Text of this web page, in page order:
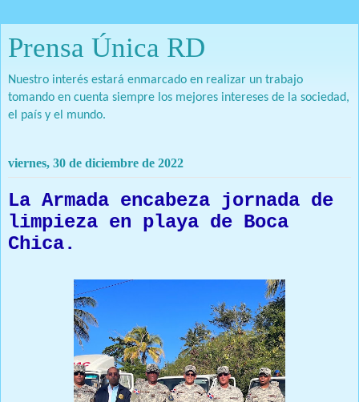
Prensa Única RD
Nuestro interés estará enmarcado en realizar un trabajo
tomando en cuenta siempre los mejores intereses de la sociedad,
el país y el mundo.
viernes, 30 de diciembre de 2022
La Armada encabeza jornada de
limpieza en playa de Boca
Chica.